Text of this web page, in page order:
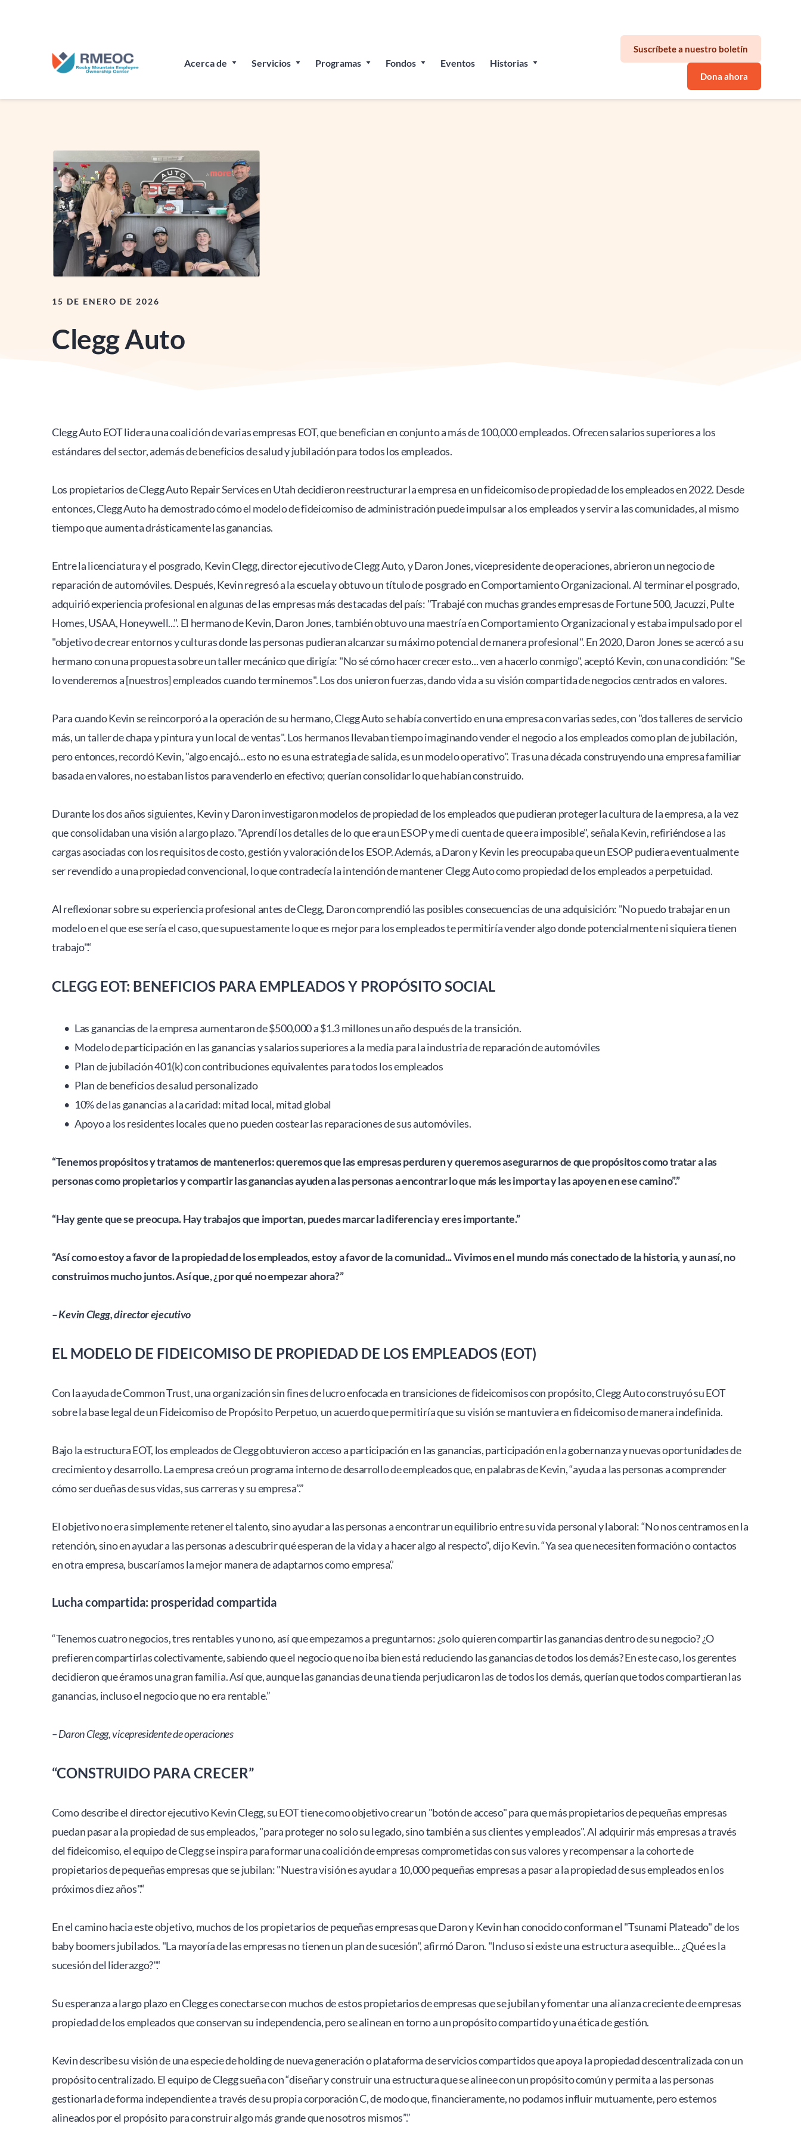
Acerca de Servicios Programas Fondos Eventos Historias
Suscríbete a nuestro boletín
Dona ahora
15 DE ENERO DE 2026
Clegg Auto
Clegg Auto EOT lidera una coalición de varias empresas EOT, que benefician en conjunto a más de 100,000 empleados. Ofrecen salarios superiores a los
estándares del sector, además de beneficios de salud y jubilación para todos los empleados.
Los propietarios de Clegg Auto Repair Services en Utah decidieron reestructurar la empresa en un fideicomiso de propiedad de los empleados en 2022. Desde
entonces, Clegg Auto ha demostrado cómo el modelo de fideicomiso de administración puede impulsar a los empleados y servir a las comunidades, al mismo
tiempo que aumenta drásticamente las ganancias.
Entre la licenciatura y el posgrado, Kevin Clegg, director ejecutivo de Clegg Auto, y Daron Jones, vicepresidente de operaciones, abrieron un negocio de
reparación de automóviles. Después, Kevin regresó a la escuela y obtuvo un título de posgrado en Comportamiento Organizacional. Al terminar el posgrado,
adquirió experiencia profesional en algunas de las empresas más destacadas del país: "Trabajé con muchas grandes empresas de Fortune 500, Jacuzzi, Pulte
Homes, USAA, Honeywell...". El hermano de Kevin, Daron Jones, también obtuvo una maestría en Comportamiento Organizacional y estaba impulsado por el
"objetivo de crear entornos y culturas donde las personas pudieran alcanzar su máximo potencial de manera profesional". En 2020, Daron Jones se acercó a su
hermano con una propuesta sobre un taller mecánico que dirigía: "No sé cómo hacer crecer esto... ven a hacerlo conmigo", aceptó Kevin, con una condición: "Se
lo venderemos a [nuestros] empleados cuando terminemos". Los dos unieron fuerzas, dando vida a su visión compartida de negocios centrados en valores.
Para cuando Kevin se reincorporó a la operación de su hermano, Clegg Auto se había convertido en una empresa con varias sedes, con "dos talleres de servicio
más, un taller de chapa y pintura y un local de ventas". Los hermanos llevaban tiempo imaginando vender el negocio a los empleados como plan de jubilación,
pero entonces, recordó Kevin, "algo encajó... esto no es una estrategia de salida, es un modelo operativo". Tras una década construyendo una empresa familiar
basada en valores, no estaban listos para venderlo en efectivo; querían consolidar lo que habían construido.
Durante los dos años siguientes, Kevin y Daron investigaron modelos de propiedad de los empleados que pudieran proteger la cultura de la empresa, a la vez
que consolidaban una visión a largo plazo. "Aprendí los detalles de lo que era un ESOP y me di cuenta de que era imposible", señala Kevin, refiriéndose a las
cargas asociadas con los requisitos de costo, gestión y valoración de los ESOP. Además, a Daron y Kevin les preocupaba que un ESOP pudiera eventualmente
ser revendido a una propiedad convencional, lo que contradecía la intención de mantener Clegg Auto como propiedad de los empleados a perpetuidad.
Al reflexionar sobre su experiencia profesional antes de Clegg, Daron comprendió las posibles consecuencias de una adquisición: "No puedo trabajar en un
modelo en el que ese sería el caso, que supuestamente lo que es mejor para los empleados te permitiría vender algo donde potencialmente ni siquiera tienen
trabajo".“
CLEGG EOT: BENEFICIOS PARA EMPLEADOS Y PROPÓSITO SOCIAL
Las ganancias de la empresa aumentaron de $500,000 a $1.3 millones un año después de la transición.
Modelo de participación en las ganancias y salarios superiores a la media para la industria de reparación de automóviles
Plan de jubilación 401(k) con contribuciones equivalentes para todos los empleados
Plan de beneficios de salud personalizado
10% de las ganancias a la caridad: mitad local, mitad global
Apoyo a los residentes locales que no pueden costear las reparaciones de sus automóviles.
“Tenemos propósitos y tratamos de mantenerlos: queremos que las empresas perduren y queremos asegurarnos de que propósitos como tratar a las
personas como propietarios y compartir las ganancias ayuden a las personas a encontrar lo que más les importa y las apoyen en ese camino”.”
“Hay gente que se preocupa. Hay trabajos que importan, puedes marcar la diferencia y eres importante.”
“Así como estoy a favor de la propiedad de los empleados, estoy a favor de la comunidad... Vivimos en el mundo más conectado de la historia, y aun así, no
construimos mucho juntos. Así que, ¿por qué no empezar ahora?”
– Kevin Clegg, director ejecutivo
EL MODELO DE FIDEICOMISO DE PROPIEDAD DE LOS EMPLEADOS (EOT)
Con la ayuda de Common Trust, una organización sin fines de lucro enfocada en transiciones de fideicomisos con propósito, Clegg Auto construyó su EOT
sobre la base legal de un Fideicomiso de Propósito Perpetuo, un acuerdo que permitiría que su visión se mantuviera en fideicomiso de manera indefinida.
Bajo la estructura EOT, los empleados de Clegg obtuvieron acceso a participación en las ganancias, participación en la gobernanza y nuevas oportunidades de
crecimiento y desarrollo. La empresa creó un programa interno de desarrollo de empleados que, en palabras de Kevin, “ayuda a las personas a comprender
cómo ser dueñas de sus vidas, sus carreras y su empresa”.”
El objetivo no era simplemente retener el talento, sino ayudar a las personas a encontrar un equilibrio entre su vida personal y laboral: “No nos centramos en la
retención, sino en ayudar a las personas a descubrir qué esperan de la vida y a hacer algo al respecto”, dijo Kevin. “Ya sea que necesiten formación o contactos
en otra empresa, buscaríamos la mejor manera de adaptarnos como empresa‘.’
Lucha compartida: prosperidad compartida
“Tenemos cuatro negocios, tres rentables y uno no, así que empezamos a preguntarnos: ¿solo quieren compartir las ganancias dentro de su negocio? ¿O
prefieren compartirlas colectivamente, sabiendo que el negocio que no iba bien está reduciendo las ganancias de todos los demás? En este caso, los gerentes
decidieron que éramos una gran familia. Así que, aunque las ganancias de una tienda perjudicaron las de todos los demás, querían que todos compartieran las
ganancias, incluso el negocio que no era rentable.”
– Daron Clegg, vicepresidente de operaciones
“CONSTRUIDO PARA CRECER”
Como describe el director ejecutivo Kevin Clegg, su EOT tiene como objetivo crear un "botón de acceso" para que más propietarios de pequeñas empresas
puedan pasar a la propiedad de sus empleados, "para proteger no solo su legado, sino también a sus clientes y empleados". Al adquirir más empresas a través
del fideicomiso, el equipo de Clegg se inspira para formar una coalición de empresas comprometidas con sus valores y recompensar a la cohorte de
propietarios de pequeñas empresas que se jubilan: "Nuestra visión es ayudar a 10,000 pequeñas empresas a pasar a la propiedad de sus empleados en los
próximos diez años".“
En el camino hacia este objetivo, muchos de los propietarios de pequeñas empresas que Daron y Kevin han conocido conforman el "Tsunami Plateado" de los
baby boomers jubilados. "La mayoría de las empresas no tienen un plan de sucesión", afirmó Daron. "Incluso si existe una estructura asequible... ¿Qué es la
sucesión del liderazgo?".“
Su esperanza a largo plazo en Clegg es conectarse con muchos de estos propietarios de empresas que se jubilan y fomentar una alianza creciente de empresas
propiedad de los empleados que conservan su independencia, pero se alinean en torno a un propósito compartido y una ética de gestión.
Kevin describe su visión de una especie de holding de nueva generación o plataforma de servicios compartidos que apoya la propiedad descentralizada con un
propósito centralizado. El equipo de Clegg sueña con “diseñar y construir una estructura que se alinee con un propósito común y permita a las personas
gestionarla de forma independiente a través de su propia corporación C, de modo que, financieramente, no podamos influir mutuamente, pero estemos
alineados por el propósito para construir algo más grande que nosotros mismos”.”